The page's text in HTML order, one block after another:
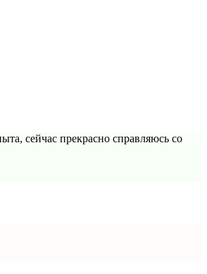
сейчас прекрасно справляюсь со